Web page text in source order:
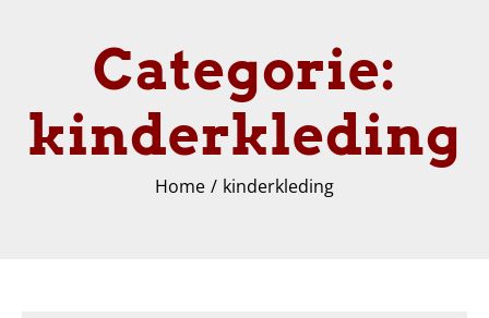
Categorie:
kinderkleding
Home kinderkleding